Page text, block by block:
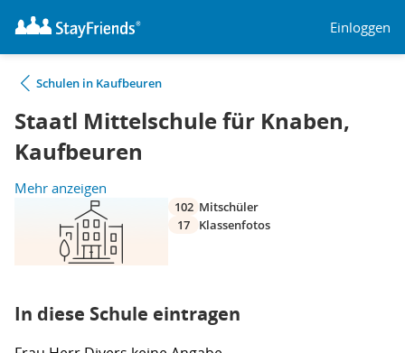
Einloggen
Schulen in Kaufbeuren
Staatl Mittelschule für Knaben,
Kaufbeuren
Mehr anzeigen
102 Mitschüler
17
Klassenfotos
In diese Schule eintragen